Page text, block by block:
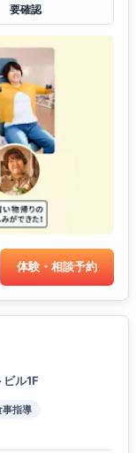
要確認
体験・相談予約
ル1F
事指導